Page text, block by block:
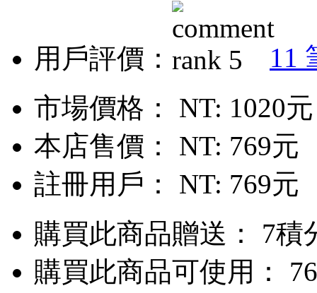
用戶評價：
11
市場價格： NT: 1020元
本店售價： NT: 769元
註冊用戶： NT: 769元
購買此商品贈送： 7積
購買此商品可使用：